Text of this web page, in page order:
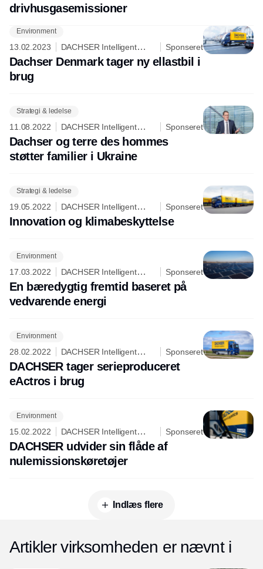
drivhusgasemissioner
Environment
13.02.2023
DACHSER Intelligent
Logistics
Sponseret
Dachser Denmark tager ny ellastbil i
brug
Strategi & ledelse
11.08.2022
DACHSER Intelligent
Logistics
Sponseret
Dachser og terre des hommes
støtter familier i Ukraine
Strategi & ledelse
19.05.2022
DACHSER Intelligent
Logistics
Sponseret
Innovation og klimabeskyttelse
Environment
17.03.2022
DACHSER Intelligent
Logistics
Sponseret
En bæredygtig fremtid baseret på
vedvarende energi
Environment
28.02.2022
DACHSER Intelligent
Logistics
Sponseret
DACHSER tager serieproduceret
eActros i brug
Environment
15.02.2022
DACHSER Intelligent
Logistics
Sponseret
DACHSER udvider sin flåde af
nulemissionskøretøjer
Indlæs flere
Artikler virksomheden er nævnt i